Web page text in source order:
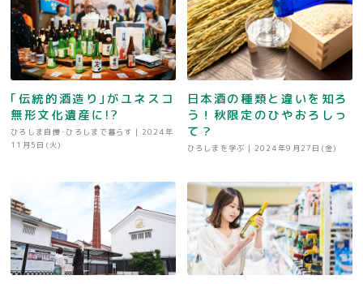
｢伝統的酒造り｣がユネスコ
無形文化遺産に!?
ひろしま自慢･ひろしまで暮らす | 2024年
11月5日(火)
日本酒の種類と違いを知ろ
う！秋限定のひやおろしっ
て？
ひろしまを学ぶ | 2024年9月27日(金)